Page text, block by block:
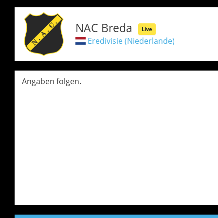
NAC Breda Live
Eredivisie (Niederlande)
Angaben folgen.